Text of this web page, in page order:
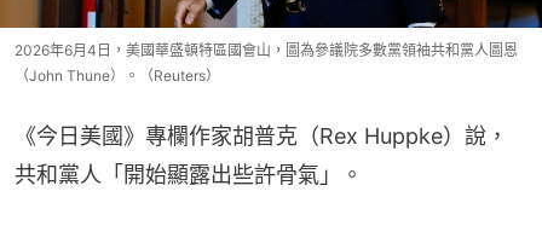
2026年6月4日，美國華盛頓特區國會山，圖為參議院多數黨領袖共和黨人圖恩
（John Thune）。（Reuters）
《今日美國》專欄作家胡普克（Rex Huppke）說，
共和黨人「開始顯露出些許骨氣」。